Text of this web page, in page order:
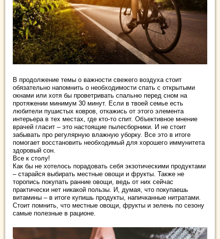
В продолжение темы о важности свежего воздуха стоит
обязательно напомнить о необходимости спать с открытыми
окнами или хотя бы проветривать спальню перед сном на
протяжении минимум 30 минут. Если в твоей семье есть
любители пушистых ковров, откажись от этого элемента
интерьера в тех местах, где кто-то спит. Объективное мнение
врачей гласит – это настоящие пылесборники. И не стоит
забывать про регулярную влажную уборку. Все это в итоге
помогает восстановить необходимый для хорошего иммунитета
здоровый сон.
Все к столу!
Как бы не хотелось порадовать себя экзотическими продуктами
– старайся выбирать местные овощи и фрукты. Также не
торопись покупать ранние овощи, ведь от них сейчас
практически нет никакой пользы. И, думая, что покупаешь
витамины – в итоге купишь продукты, напичканные нитратами.
Стоит помнить, что местные овощи, фрукты и зелень по сезону
самые полезные в рационе.